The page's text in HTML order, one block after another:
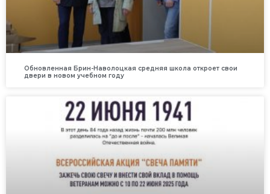
Обновленная Брин-Наволоцкая средняя школа откроет свои
двери в новом учебном году